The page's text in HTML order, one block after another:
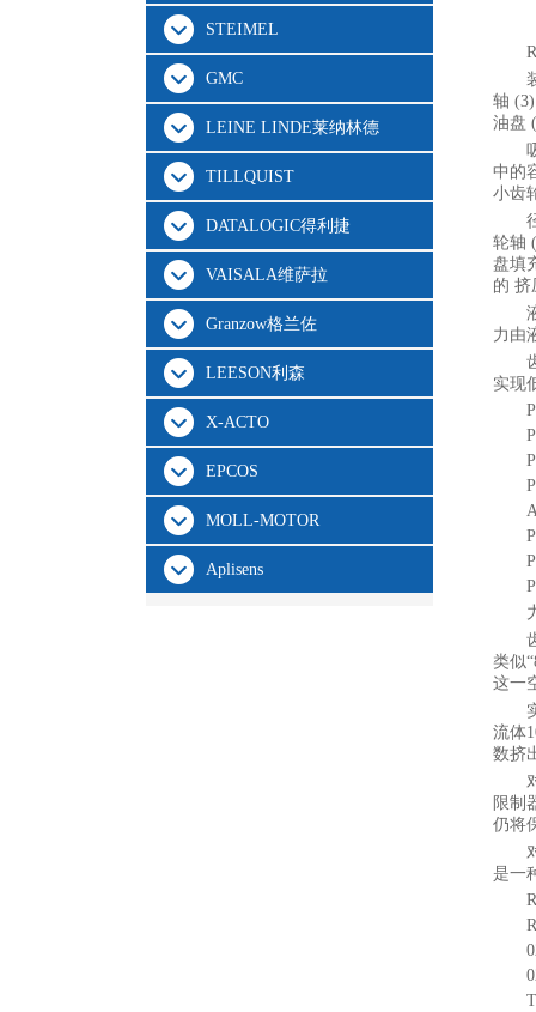
STEIMEL
GMC
LEINE LINDE莱纳林德
TILLQUIST
DATALOGIC得利捷
VAISALA维萨拉
Granzow格兰佐
LEESON利森
X-ACTO
EPCOS
MOLL-MOTOR
Aplisens
轴
油盘
中的
小齿
轮轴
盘填
的 挤
力由
实现
类似
这一
流体
数挤
限制
仍将
是一